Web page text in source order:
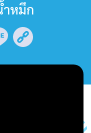
ำหมึก